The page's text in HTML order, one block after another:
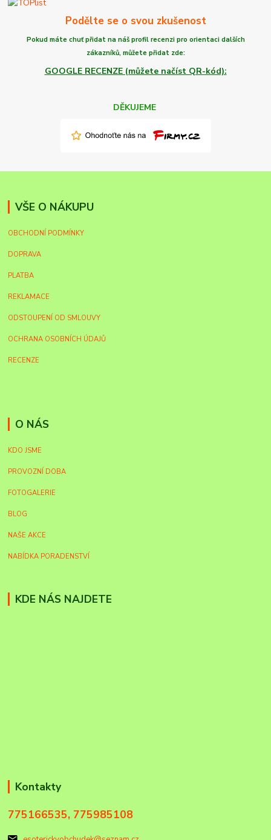
Podělte se o svou zkušenost
Pokud máte chuťpřidat na náš profil recenzi pro orientaci dalších
zákazníků, můžete přidat zde:
GOOGLE RECENZE (můžete načíst QR-kód):
DĚKUJEME
VŠE O NÁKUPU
OBCHODNÍ PODMÍNKY
DOPRAVA
PLATBA
REKLAMACE
ODSTOUPENÍ OD SMLOUVY
OCHRANA OSOBNÍCH ÚDAJŮ
RECENZE
O NÁS
KDO JSME
PROVOZNÍ DOBA
FOTOGALERIE
BLOG
NAŠE AKCE
NABÍDKA PORADENSTVÍ
KDE NÁS NAJDETE
Kontakty
775166535, 775985108